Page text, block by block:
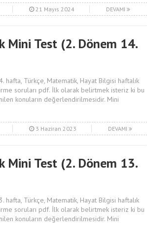
21 Mayıs 2024 DEVAMI
Mini Test (2. Dönem 14.
hafta, Türkçe, Matematik, Hayat Bilgisi haftalık
soruları pdf. İlk olarak belirtmek isteriz ki bu
konuların değerlendirilmesidir. Mini
3 Haziran 2023 DEVAMI
Mini Test (2. Dönem 13.
hafta, Türkçe, Matematik, Hayat Bilgisi haftalık
soruları pdf. İlk olarak belirtmek isteriz ki bu
konuların değerlendirilmesidir. Mini